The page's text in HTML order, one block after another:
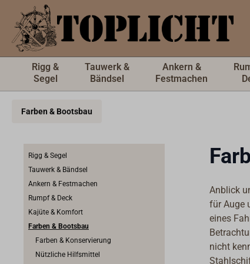
springen
Rigg &
Segel
Tauwerk &
Bändsel
Ankern &
Festmachen
Farben & Bootsbau
Rigg & Segel
Tauwerk & Bändsel
Ankern & Festmachen
Rumpf & Deck
Kajüte & Komfort
Farben & Bootsbau
Farben & Konservierung
Nützliche Hilfsmittel
Anblick
für Auge
eines
nicht